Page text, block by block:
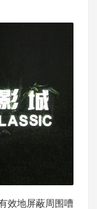
效地屏蔽周围嘈